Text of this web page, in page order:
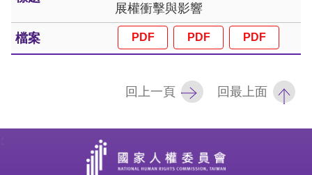
人
展權衝擊與影響
回上一頁 回最上面